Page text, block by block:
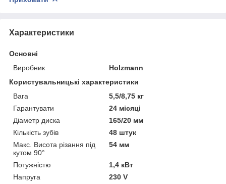
Характеристики
Основні
Виробник
Holzmann
Користувальницькі характеристики
Вага
5,5/8,75 кг
Гарантувати
24 місяці
Діаметр диска
165/20 мм
Кількість зубів
48 штук
Макс. Висота різання під
кутом 90°
54 мм
Потужністю
1,4 кВт
Напруга
230 V